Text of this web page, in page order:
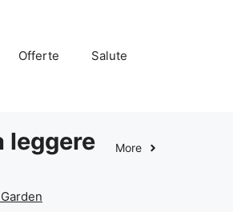
Offerte Salute
leggere More